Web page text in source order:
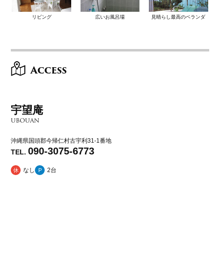
リビング 広いお風呂場 見晴らし最高のベランダ
Access
宇望庵
UBOUAN
沖縄県国頭郡今帰仁村古宇利31-1番地
TEL.090-3075-6773
休 なし P 2台